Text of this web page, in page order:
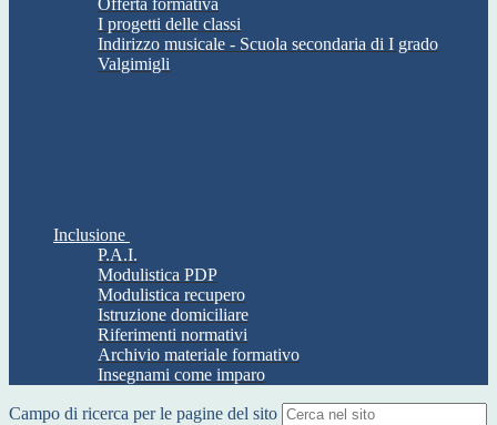
Offerta formativa
I progetti delle classi
Indirizzo musicale - Scuola secondaria di I grado
Valgimigli
Inclusione
P.A.I.
Modulistica PDP
Modulistica recupero
Istruzione domiciliare
Riferimenti normativi
Archivio materiale formativo
Insegnami come imparo
Campo di ricerca per le pagine del sito